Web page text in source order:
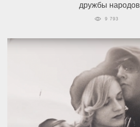
дружбы народов
9 793